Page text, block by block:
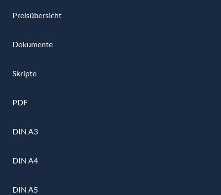
Preisübersicht
Dokumente
Skripte
PDF
DIN A3
DIN A4
DIN A5